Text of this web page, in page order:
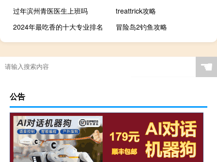
过年滨州青医医生上班吗
treattrick攻略
2024年最吃香的十大专业排名
冒险岛2钓鱼攻略
☚
公告